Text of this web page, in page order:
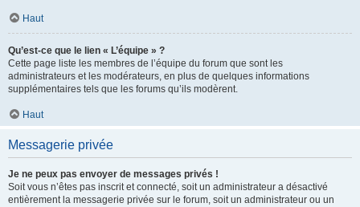
Haut
Qu’est-ce que le lien « L’équipe » ?
Cette page liste les membres de l’équipe du forum que sont les
administrateurs et les modérateurs, en plus de quelques informations
supplémentaires tels que les forums qu’ils modèrent.
Haut
Messagerie privée
Je ne peux pas envoyer de messages privés !
Soit vous n’êtes pas inscrit et connecté, soit un administrateur a désactivé
entièrement la messagerie privée sur le forum, soit un administrateur ou un